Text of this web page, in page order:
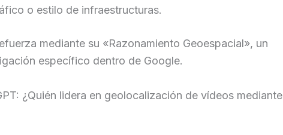
o estilo de infraestructuras.
mediante su «Razonamiento Geoespacial», un
específico dentro de Google.
¿Quién lidera en geolocalización de vídeos mediante